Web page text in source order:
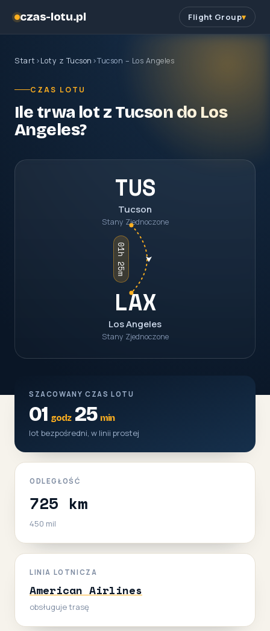
czas-lotu.pl Flight Group
Start ›Loty z Tucson ›Tucson – Los Angeles
CZAS LOTU
Ile trwa lot z Tucson do Los
Angeles?
TUS
Tucson
Stany Zjednoczone
01h 25m
LAX
Los Angeles
Stany Zjednoczone
SZACOWANY CZAS LOTU
01 godz25 min
lot bezpośredni, w linii prostej
ODLEGŁOŚĆ
725 km
450 mil
LINIA LOTNICZA
American Airlines
obsługuje trasę